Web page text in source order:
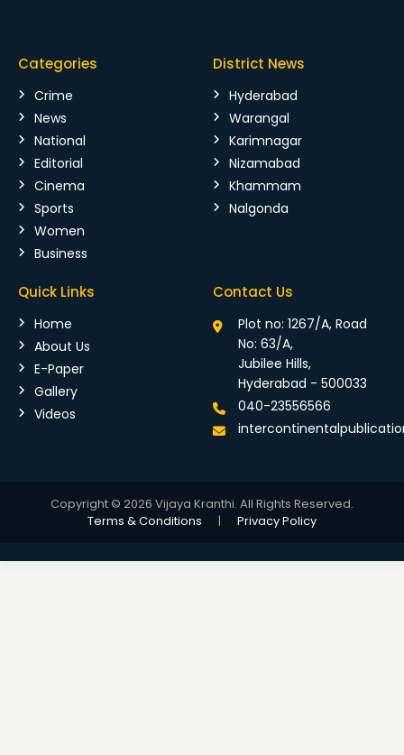
Categories
Crime
News
National
Editorial
Cinema
Sports
Women
Business
District News
Hyderabad
Warangal
Karimnagar
Nizamabad
Khammam
Nalgonda
Quick Links
Home
About Us
E-Paper
Gallery
Videos
Contact Us
Plot no: 1267/A, Road
No: 63/A,
Jubilee Hills,
Hyderabad - 500033
040-23556566
Copyright © 2026 Vijaya Kranthi. All Rights Reserved.
Terms & Conditions
| Privacy Policy